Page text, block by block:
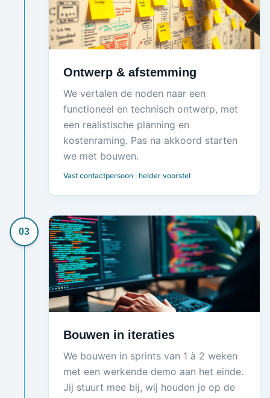
Ontwerp & afstemming
We vertalen de noden naar een
functioneel en technisch ontwerp, met
een realistische planning en
kostenraming. Pas na akkoord starten
we met bouwen.
Vast contactpersoon · helder voorstel
03
Bouwen in iteraties
We bouwen in sprints van 1 à 2 weken
met een werkende demo aan het einde.
Jij stuurt mee bij, wij houden je op de